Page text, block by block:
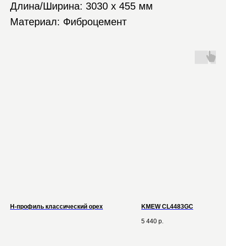
Длина/Ширина: 3030 х 455 мм
Материал: Фиброцемент
H-профиль классический орех KMEW CL4483GC
5 440 р.